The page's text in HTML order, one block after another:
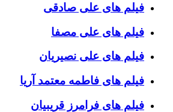
فیلم های علی صادقی
فیلم های علی مصفا
فیلم های علی نصیریان
فیلم های فاطمه معتمد آریا
فیلم های فرامرز قریبیان